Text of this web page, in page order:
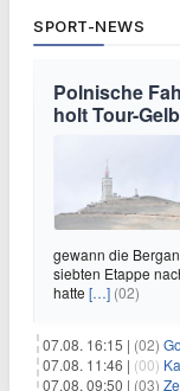
SPORT-NEWS
Polnische
holt Tour-Gelb
gewann die
siebten Etappe
hatte […] (02)
07.08. 16:15 | (02)
07.08. 11:46 | (00)
07.08. 09:50 | (03)